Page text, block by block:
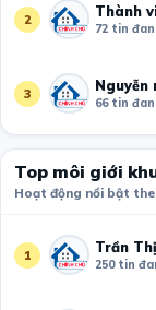
2 Thành
72 tin
3 Nguyễn
66 tin
Top môi giới
Hoạt động nổi bật
1 Trần
250 tin